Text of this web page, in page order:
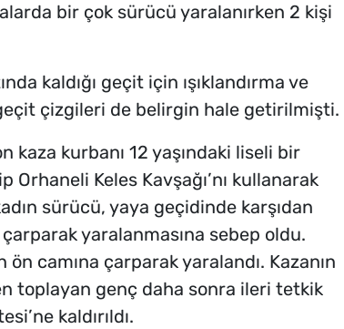
bir çok sürücü yaralanırken 2 kişi
kaldığı geçit için ışıklandırma ve
geçit çizgileri de belirgin hale getirilmişti.
kaza kurbanı 12 yaşındaki liseli bir
Keles Kavşağı’nı kullanarak
sürücü, yaya geçidinde karşıdan
yaralanmasına sebep oldu.
camına çarparak yaralandı. Kazanın
toplayan genç daha sonra ileri tetkik
kaldırıldı.